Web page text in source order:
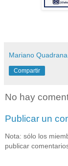
Mariano Quadrana
Compartir
No hay
Publicar un
Nota: sólo los
publicar